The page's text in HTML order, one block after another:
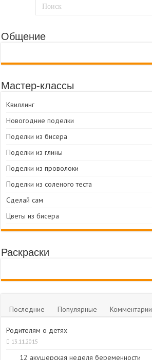
Общение
Мастер-классы
Квиллинг
Новогодние поделки
Поделки из бисера
Поделки из глины
Поделки из проволоки
Поделки из соленого теста
Сделай сам
Цветы из бисера
Раскраски
Последние Популярные Комментарии
Родителям о детях
13.11.2015
12 акушерская неделя беременности